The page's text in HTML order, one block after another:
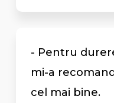
- Pentru
mi-a
cel mai bine.